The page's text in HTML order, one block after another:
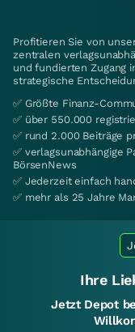
Profitieren Sie von
zentralen
und fundierten Zugang
strategische
✅ Größte Finanz-
✅ über 550.000
✅ rund 2.000 Beiträge
✅ verlagsunabhängige
BörsenNews
✅ Jederzeit einfach
✅ mehr als 25 Jahre
Ihre
Jetzt Depot